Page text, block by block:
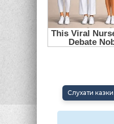
Слухати